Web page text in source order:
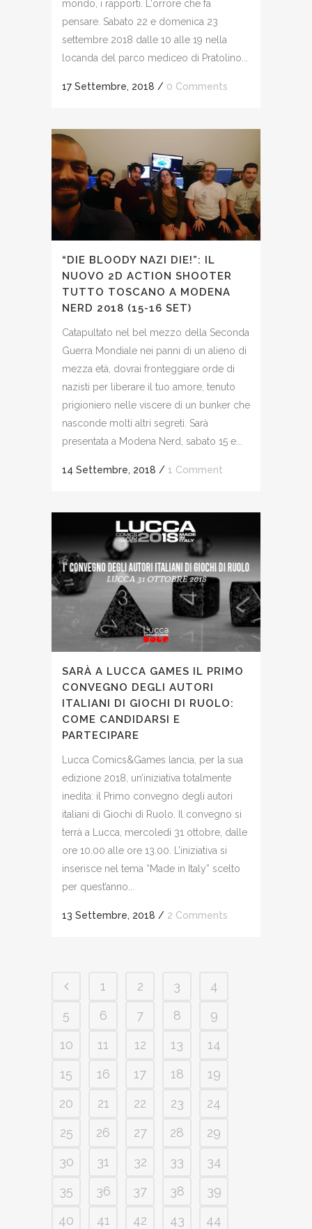
mondo, i rapporti. L'orrore che fa
pensare. Sabato 22 e domenica 23
settembre 2018 dalle 10 alle 19 nella
locanda del parco mediceo di Pratolino...
17 Settembre, 2018 / 0 Comments
“DIE BLOODY NAZI DIE!”: IL
NUOVO 2D ACTION SHOOTER
TUTTO TOSCANO A MODENA
NERD 2018 (15-16 SET)
Catapultato nel bel mezzo della Seconda
Guerra Mondiale nei panni di un alieno di
mezza età, dovrai fronteggiare orde di
nazisti per liberare il tuo amore, tenuto
prigioniero nelle viscere di un bunker che
nasconde molti altri segreti. Sarà
presentata a Modena Nerd, sabato 15 e...
14 Settembre, 2018 / 1 Comment
SARÀ A LUCCA GAMES IL PRIMO
CONVEGNO DEGLI AUTORI
ITALIANI DI GIOCHI DI RUOLO:
COME CANDIDARSI E
PARTECIPARE
Lucca Comics&Games lancia, per la sua
edizione 2018, un’iniziativa totalmente
inedita: il Primo convegno degli autori
italiani di Giochi di Ruolo. Il convegno si
terrà a Lucca, mercoledì 31 ottobre, dalle
ore 10.00 alle ore 13.00. L’iniziativa si
inserisce nel tema “Made in Italy” scelto
per quest’anno...
13 Settembre, 2018 / 2 Comments
1 2 3
4
5
6 7 8
9
10
11 12 13
14
15
16 17 18
19
20
21 22 23
24
25
26 27 28
29
30
31 32 33
34
35
36 37 38
39
40
41 42 43
44